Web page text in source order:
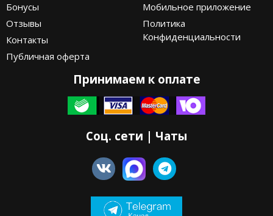
Бонусы
Отзывы
Контакты
Публичная оферта
Мобильное приложение
Политика
Конфиденциальности
Принимаем к оплате
Соц. сети | Чаты